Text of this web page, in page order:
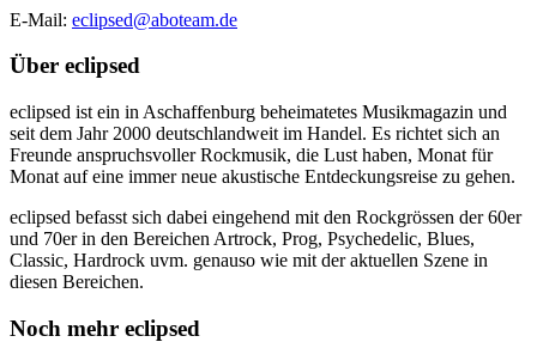
E-Mail: eclipsed@aboteam.de
Über eclipsed
eclipsed ist ein in Aschaffenburg beheimatetes Musikmagazin und
seit dem Jahr 2000 deutschlandweit im Handel. Es richtet sich an
Freunde anspruchsvoller Rockmusik, die Lust haben, Monat für
Monat auf eine immer neue akustische Entdeckungsreise zu gehen.
eclipsed befasst sich dabei eingehend mit den Rockgrössen der 60er
und 70er in den Bereichen Artrock, Prog, Psychedelic, Blues,
Classic, Hardrock uvm. genauso wie mit der aktuellen Szene in
diesen Bereichen.
Noch mehr eclipsed